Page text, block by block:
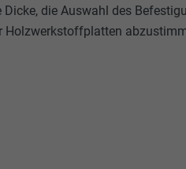
die Auswahl des
Holzwerkstoffplatten